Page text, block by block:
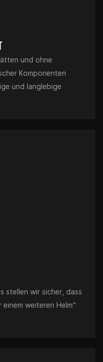
und ohne
Komponenten
und langlebige
stellen wir sicher, dass
weiteren Helm“